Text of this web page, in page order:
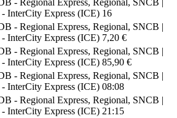
InterCity Express (ICE) 16
- Regional Express, Regional, SNCB |
InterCity Express (ICE) 7,20 €
- Regional Express, Regional, SNCB |
InterCity Express (ICE) 85,90 €
- Regional Express, Regional, SNCB |
InterCity Express (ICE) 08:08
- Regional Express, Regional, SNCB |
InterCity Express (ICE) 21:15